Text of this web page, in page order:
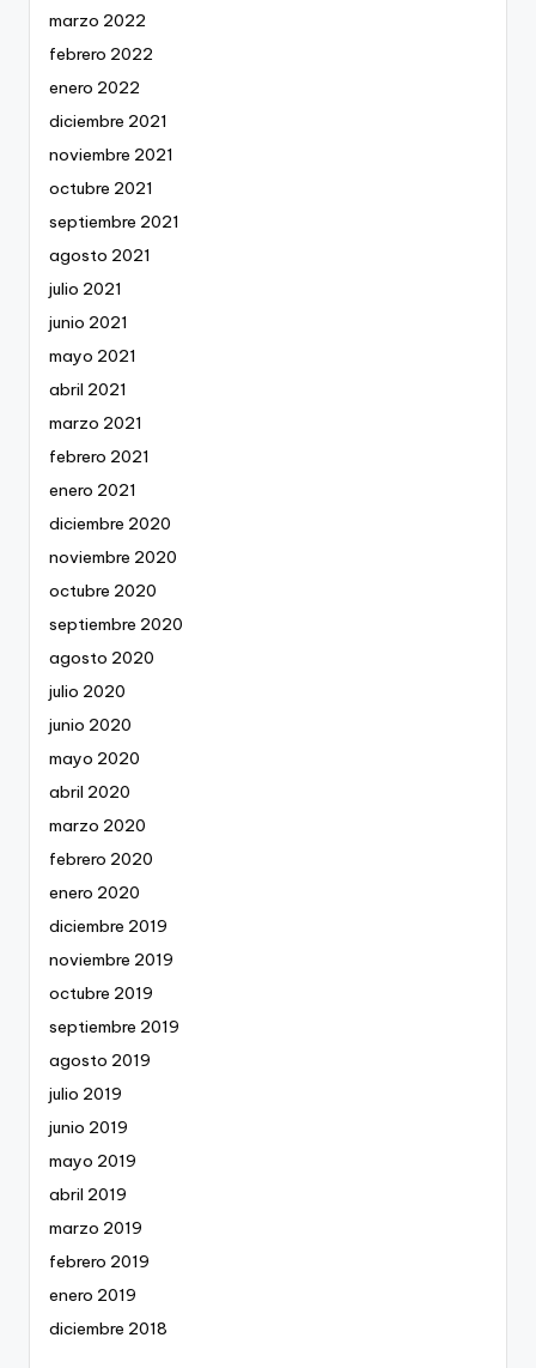
marzo 2022
febrero 2022
enero 2022
diciembre 2021
noviembre 2021
octubre 2021
septiembre 2021
agosto 2021
julio 2021
junio 2021
mayo 2021
abril 2021
marzo 2021
febrero 2021
enero 2021
diciembre 2020
noviembre 2020
octubre 2020
septiembre 2020
agosto 2020
julio 2020
junio 2020
mayo 2020
abril 2020
marzo 2020
febrero 2020
enero 2020
diciembre 2019
noviembre 2019
octubre 2019
septiembre 2019
agosto 2019
julio 2019
junio 2019
mayo 2019
abril 2019
marzo 2019
febrero 2019
enero 2019
diciembre 2018